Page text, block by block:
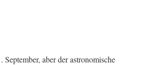
aber der astronomische